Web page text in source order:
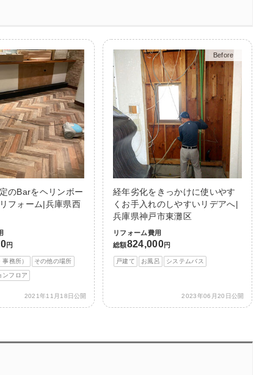
のBarをヘリンボー
フォーム|兵庫県西
円
務所） その他の場所
ンフロア
2021年11月18日公開
Before
After
経年劣化をきっかけに使いやす
くお手入れのしやすいリデアへ|
兵庫県神戸市東灘区
リフォーム費用
総額824,000円
戸建て お風呂 システムバス
2023年06月20日公開